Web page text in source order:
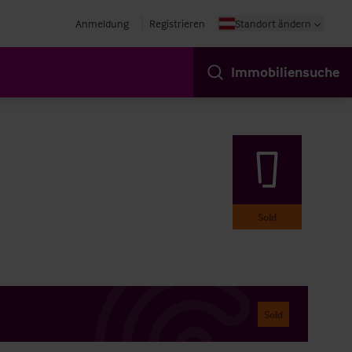
Anmeldung Registrieren Standort ändern
Immobiliensuche
Sold
Sold